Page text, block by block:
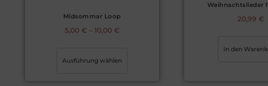
Midsommar Loop
5,00 € – 10,00 €
Ausführung wählen
Weihnachtslieder
20,99 €
In den